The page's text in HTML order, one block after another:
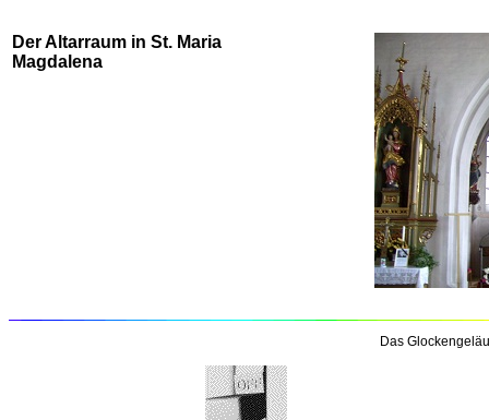
Der Altarraum in St. Maria
Magdalena
Das